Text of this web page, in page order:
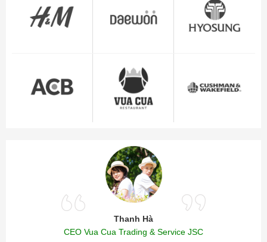
Thanh Hà
CEO Vua Cua Trading & Service JSC